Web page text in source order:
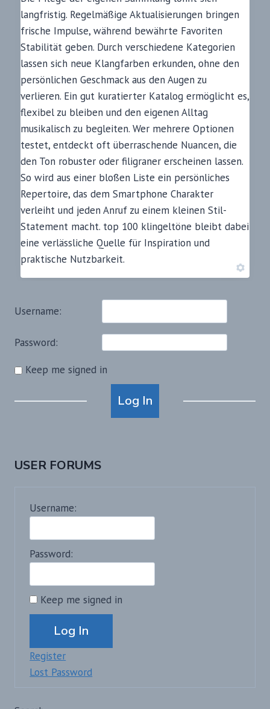
langfristig. Regelmäßige Aktualisierungen bringen
frische Impulse, während bewährte Favoriten
Stabilität geben. Durch verschiedene Kategorien
lassen sich neue Klangfarben erkunden, ohne den
persönlichen Geschmack aus den Augen zu
verlieren. Ein gut kuratierter Katalog ermöglicht es,
flexibel zu bleiben und den eigenen Alltag
musikalisch zu begleiten. Wer mehrere Optionen
testet, entdeckt oft überraschende Nuancen, die
den Ton robuster oder filigraner erscheinen lassen.
So wird aus einer bloßen Liste ein persönliches
Repertoire, das dem Smartphone Charakter
verleiht und jeden Anruf zu einem kleinen Stil-
Statement macht. top 100 klingeltöne bleibt dabei
eine verlässliche Quelle für Inspiration und
praktische Nutzbarkeit.
Username:
Password:
Keep me signed in
Log In
USER FORUMS
Username:
Password:
Keep me signed in
Alternative:
Log In
Register
Lost Password